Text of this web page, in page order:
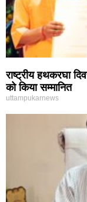
राष्ट्रीय हथकरघा
को किया सम्मानित
uttampukarnews